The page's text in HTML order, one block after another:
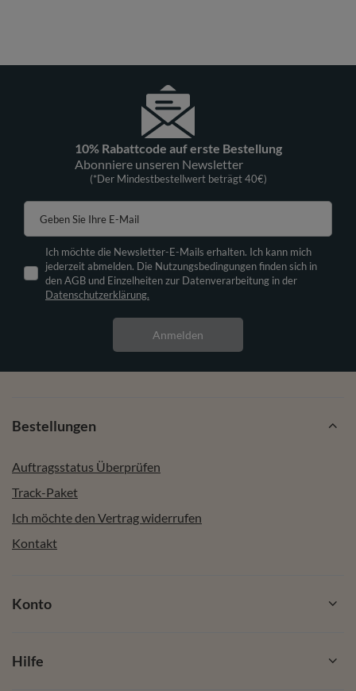
10% Rabattcode auf erste Bestellung
Abonniere unseren Newsletter
(*Der Mindestbestellwert beträgt 40€)
Geben Sie Ihre E-Mail
Ich möchte die Newsletter-E-Mails erhalten. Ich kann mich
jederzeit abmelden. Die Nutzungsbedingungen finden sich in
den AGB und Einzelheiten zur Datenverarbeitung in der
Datenschutzerklärung.
Anmelden
Bestellungen
Auftragsstatus Überprüfen
Track-Paket
Ich möchte den Vertrag widerrufen
Kontakt
Konto
Hilfe